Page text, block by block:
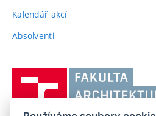
Kalendář akcí
Absolventi(externí